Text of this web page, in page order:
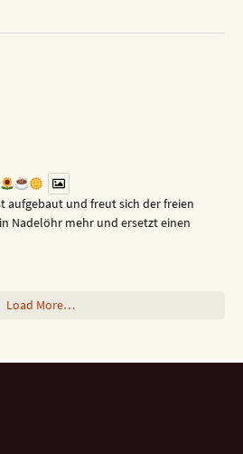
aufgebaut und freut sich der freien
Nadelöhr mehr und ersetzt einen
Load More…